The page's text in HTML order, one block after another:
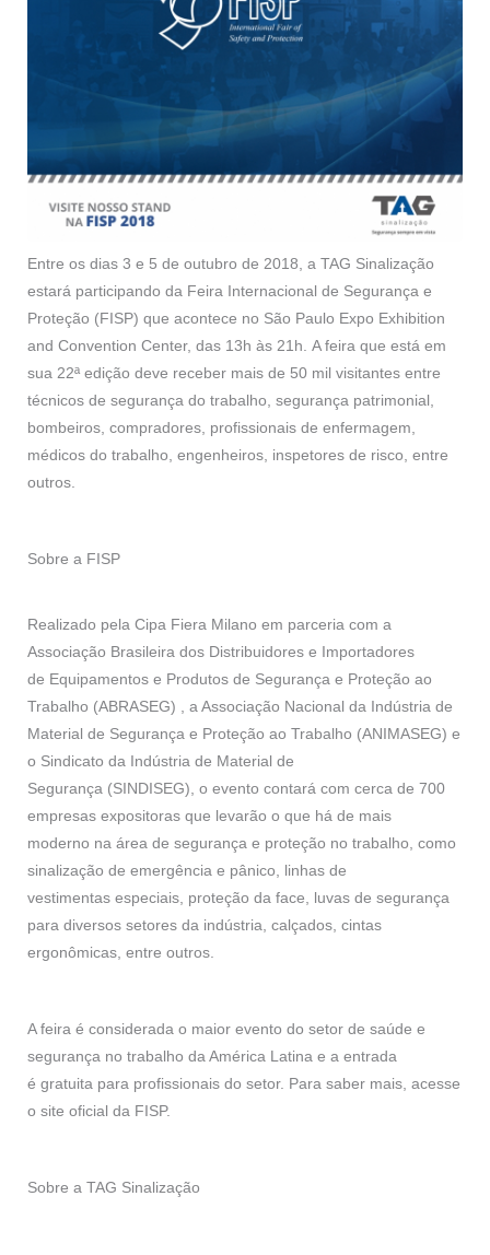
Entre os dias 3 e 5 de outubro de 2018, a TAG Sinalização
estará participando da Feira Internacional de Segurança e
Proteção (FISP) que acontece no São Paulo Expo Exhibition
and Convention Center, das 13h às 21h. A feira que está em
sua 22ª edição deve receber mais de 50 mil visitantes entre
técnicos de segurança do trabalho, segurança patrimonial,
bombeiros, compradores, profissionais de enfermagem,
médicos do trabalho, engenheiros, inspetores de risco, entre
outros.
Sobre a FISP
Realizado pela Cipa Fiera Milano em parceria com a
Associação Brasileira dos Distribuidores e Importadores
de Equipamentos e Produtos de Segurança e Proteção ao
Trabalho (ABRASEG) , a Associação Nacional da Indústria de
Material de Segurança e Proteção ao Trabalho (ANIMASEG) e
o Sindicato da Indústria de Material de
Segurança (SINDISEG), o evento contará com cerca de 700
empresas expositoras que levarão o que há de mais
moderno na área de segurança e proteção no trabalho, como
sinalização de emergência e pânico, linhas de
vestimentas especiais, proteção da face, luvas de segurança
para diversos setores da indústria, calçados, cintas
ergonômicas, entre outros.
A feira é considerada o maior evento do setor de saúde e
segurança no trabalho da América Latina e a entrada
é gratuita para profissionais do setor. Para saber mais, acesse
o site oficial da FISP.
Sobre a TAG Sinalização